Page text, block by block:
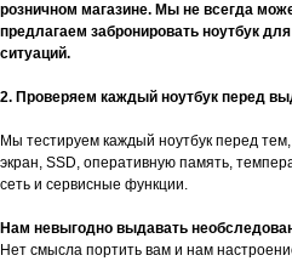
розничном магазине. Мы не всегда
предлагаем забронировать ноутбук
ситуаций.
2. Проверяем каждый ноутбук перед
Мы тестируем каждый ноутбук перед тем,
экран, SSD, оперативную память,
сеть и сервисные функции.
Нам невыгодно выдавать
Нет смысла портить вам и нам